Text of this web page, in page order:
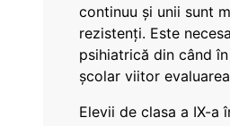
continuu și unii sunt
rezistenți. Este
psihiatrică din când
școlar viitor
Elevii de clasa a IX-a